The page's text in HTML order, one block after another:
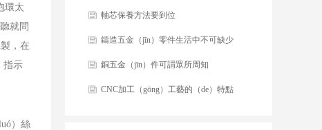
環太
就問
，在
指示
）絲
些？
軸芯保養方法要到位
鑄造五金（jīn）零件生活中不可缺少
銅五金（jīn）件可謂眾所周知
CNC加工（gōng）工藝的（de）特點